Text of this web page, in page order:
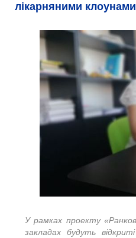
лікарняними
У рамках проекту
закладах будуть